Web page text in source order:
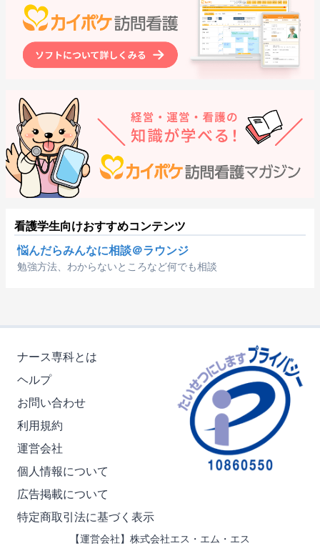
看護学生向けおすすめコンテンツ
悩んだらみんなに相談＠ラウンジ
勉強方法、わからないところなど何でも相談
ナース専科とは
ヘルプ
お問い合わせ
利用規約
運営会社
個人情報について
広告掲載について
特定商取引法に基づく表示
【運営会社】株式会社エス・エム・エス